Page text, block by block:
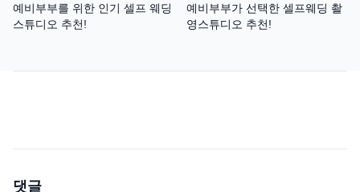
예비부부를 위한 인기 셀프 웨딩
스튜디오 추천!
예비부부가 선택한 셀프웨딩 촬
영스튜디오 추천!
댓글